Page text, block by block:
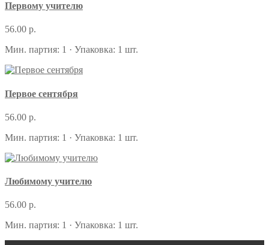
Первому учителю
56.00 р.
Мин. партия: 1 · Упаковка: 1 шт.
Первое сентября
56.00 р.
Мин. партия: 1 · Упаковка: 1 шт.
Любимому учителю
56.00 р.
Мин. партия: 1 · Упаковка: 1 шт.